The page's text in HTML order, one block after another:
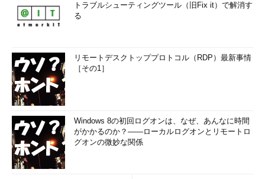
トラブルシューティングツール（旧Fix it）で解消す
る
リモートデスクトッププロトコル（RDP）最新事情
［その1］
Windows 8の初回ログオンは、なぜ、あんなに時間
がかかるのか？――ローカルログオンとリモートロ
グオンの微妙な関係